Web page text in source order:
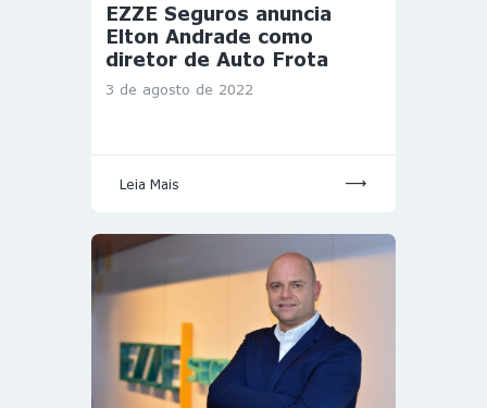
EZZE Seguros anuncia
Elton Andrade como
diretor de Auto Frota
3 de agosto de 2022
Leia Mais